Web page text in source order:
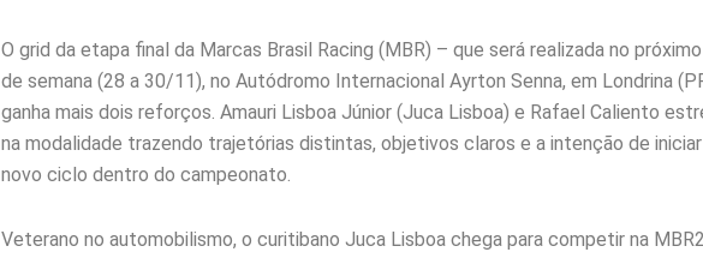
O grid da etapa final da Marcas Brasil Racing (MBR) – que será realizada no
de semana (28 a 30/11), no Autódromo Internacional Ayrton Senna, em Londrina
ganha mais dois reforços. Amauri Lisboa Júnior (Juca Lisboa) e Rafael Caliento
na modalidade trazendo trajetórias distintas, objetivos claros e a intenção de
novo ciclo dentro do campeonato.
Veterano no automobilismo, o curitibano Juca Lisboa chega para competir na